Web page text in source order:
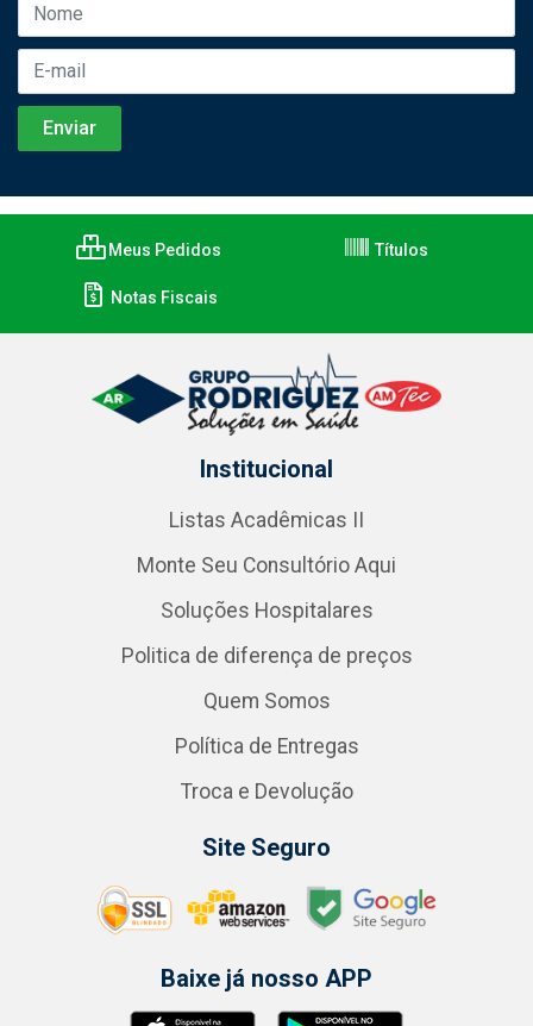
Meus Pedidos Títulos
Notas Fiscais
Institucional
Listas Acadêmicas II
Monte Seu Consultório Aqui
Soluções Hospitalares
Politica de diferença de preços
Quem Somos
Política de Entregas
Troca e Devolução
Site Seguro
Baixe já nosso APP